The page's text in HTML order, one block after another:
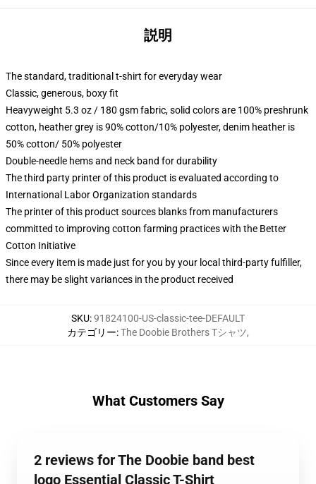
説明
The standard, traditional t-shirt for everyday wear
Classic, generous, boxy fit
Heavyweight 5.3 oz / 180 gsm fabric, solid colors are 100% preshrunk
cotton, heather grey is 90% cotton/10% polyester, denim heather is
50% cotton/ 50% polyester
Double-needle hems and neck band for durability
The third party printer of this product is evaluated according to
International Labor Organization standards
The printer of this product sources blanks from manufacturers
committed to improving cotton farming practices with the Better
Cotton Initiative
Since every item is made just for you by your local third-party fulfiller,
there may be slight variances in the product received
SKU:91824100-US-classic-tee-DEFAULT
カテゴリー:The Doobie Brothers Tシャツ,
What Customers Say
2 reviews for The Doobie band best
logo Essential Classic T-Shirt